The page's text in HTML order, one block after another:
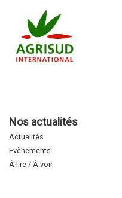
Nos actualités
Actualités
Evènements
À lire / À voir